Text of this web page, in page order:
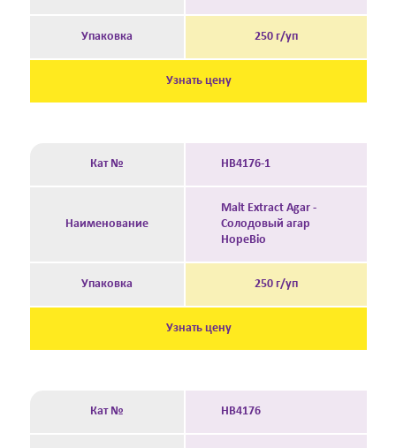
Упаковка 250 г/уп
Узнать цену
Кат № HB4176-1
Наименование
Malt Extract Agar -
Солодовый агар
HopeBio
Упаковка 250 г/уп
Узнать цену
Кат № HB4176